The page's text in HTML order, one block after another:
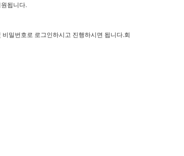
됩니다.
밀번호로 로그인하시고 진행하시면 됩니다.회